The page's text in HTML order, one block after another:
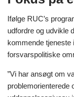
Ifølge RUC’s
udfordre og udvikle
kommende tjeneste
forsvarspolitiske
”Vi har ansøgt om
problemorienterede